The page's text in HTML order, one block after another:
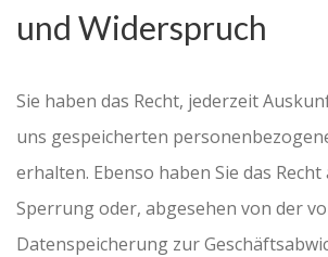
und Widerspruch
Sie haben das Recht, jederzeit
uns gespeicherten
erhalten. Ebenso haben Sie das
Sperrung oder, abgesehen von der
Datenspeicherung zur